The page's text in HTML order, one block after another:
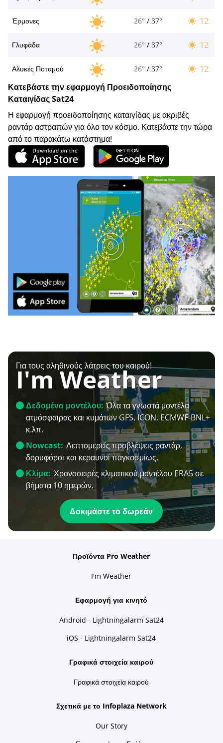
Έρμονες 26° / 37° 12
Γλυφάδα 26° / 37° 12
Αλυκές Ποταμού 26° / 37°
12
Κατεβάστε την εφαρμογή Προειδοποίησης
Καταιγίδας Sat24
Η εφαρμογή προειδοποίησης καταιγίδας με ακριβές
ραντάρ αστραπών για όλο τον κόσμο. Κατεβάστε την τώρα
από το παρακάτω κατάστημα!
Για τους αληθινούς λάτρεις του καιρού!
I'm Weather
Δεδομένα μοντέλου: Όλα τα γνωστά μοντέλα
ατμόσφαιρας και κυμάτων GFS, ICON, ECMWF-BNL+
κ.λπ.
Nowcast: Λεπτομερείς προβλέψεις ραντάρ,
δορυφόροι και κεραυνοί παγκοσμίως.
Κλίμα: Χρονοσειρές κλιματικού μοντέλου ERA5 σε
βήματα 10 ημερών.
Δοκιμάστε το δωρεάν
Προϊόντα Pro Weather
I'm Weather
Εφαρμογή για κινητό
Android - Lightningalarm Sat24
iOS - Lightningalarm Sat24
Γραφικά στοιχεία καιρού
Γραφικά στοιχεία καιρού
Σχετικά με το Infoplaza Network
Our Story